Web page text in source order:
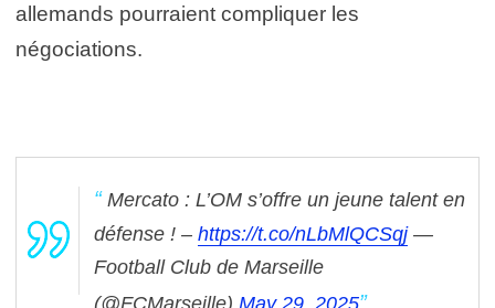
allemands pourraient compliquer les
négociations.
Mercato : L’OM s’offre un jeune talent en
défense ! – https://t.co/nLbMlQCSqj —
Football Club de Marseille
(@FCMarseille) May 29, 2025